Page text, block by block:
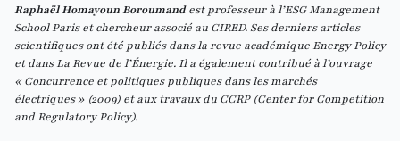
Raphaël Homayoun Boroumandest professeur à l’ESG Management
School Paris et chercheur associé au CIRED. Ses derniers articles
scientifiques ont été publiés dans la revue académiqueEnergy Policy
et dansLa Revue de l’Énergie. Il a également contribué à l’ouvrage
« Concurrence et politiques publiques dans les marchés
électriques » (2009) et aux travaux du CCRP (Center for Competition
and Regulatory Policy).